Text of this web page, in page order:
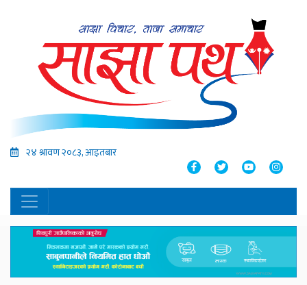
२४ श्रावण २०८३, आइतबार